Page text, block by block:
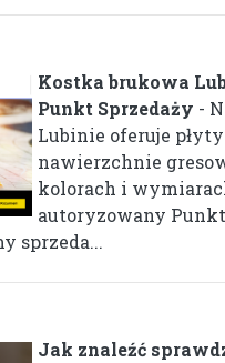
Kostka brukowa
Punkt Sprzedaży -
Lubinie oferuje
nawierzchnie
kolorach i
autoryzowany
sprzeda...
Jak znaleźć